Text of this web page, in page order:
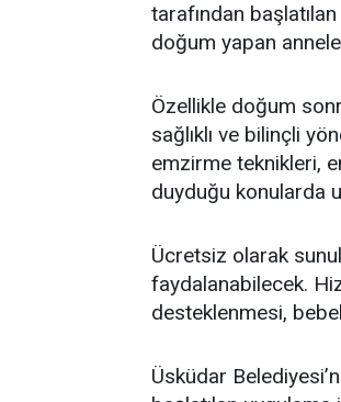
tarafından
doğum yapan
Özellikle doğum
sağlıklı ve bilinçli
emzirme teknikleri,
duyduğu konularda
Ücretsiz olarak
faydalanabilecek.
desteklenmesi,
Üsküdar